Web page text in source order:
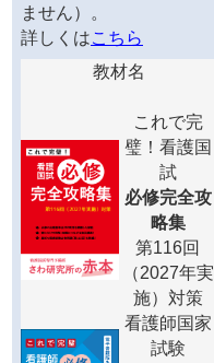
ません）。
詳しくはこちら
教材名
これで完
璧！看護国
試
必修完全攻
略集
第116回
（2027年実
施）対策
看護師国家
試験